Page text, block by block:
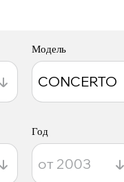
Модель
Год